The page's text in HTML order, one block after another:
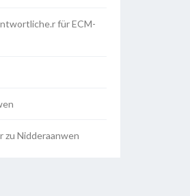
für ECM-
zu Nidderaanwen